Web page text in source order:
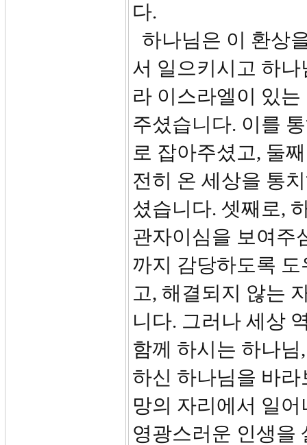
다.
하나님은 이 환상
서 일으키시고 하
라 이스라엘이 있
주셨습니다. 이를
로 잡아주셨고, 둘
전히 온 세상을 통
셨습니다. 셋째로,
관자이심을 보여주
까지 감당하도록
고, 해결되지 않는
니다. 그러나 세상
함께 하시는 하나
하신 하나님을 바
망의 자리에서 일
영광스러운 인생을